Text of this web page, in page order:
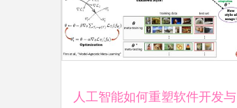
人工智能如何重塑软件开发与